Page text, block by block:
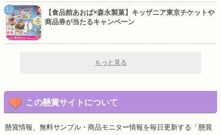
【食品館あおば×森永製菓】キッザニア東京チケットや
商品券が当たるキャンペーン
もっと見る
この懸賞サイトについて
懸賞情報、無料サンプル・商品モニター情報を毎日更新する「懸賞